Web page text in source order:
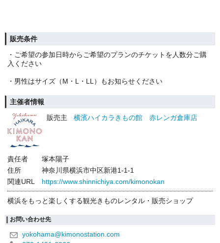
販売条件
・ご希望の参加日時からご希望のプランのチケットを人数分ご購
入ください
・男性はサイズ（M・L・LL）もお知らせください
主催者情報
販売主
横濱ハイカラきもの館 赤レンガ倉庫店
責任者
塚本陽子
住所
神奈川県横浜市中区新港1-1-1
関連URL
https://www.shinnichiya.com/kimonokan
横浜をもっと楽しくする観光きものレンタル・販売ショップ
お問い合わせ先
yokohama@kimonostation.com